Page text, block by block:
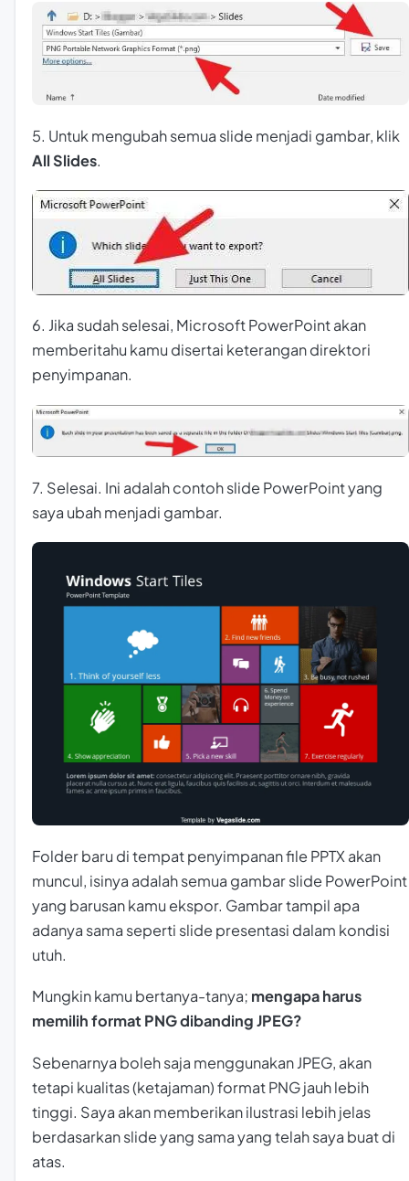
5. Untuk mengubah semua slide menjadi gambar, klik
All Slides.
6. Jika sudah selesai, Microsoft PowerPoint akan
memberitahu kamu disertai keterangan direktori
penyimpanan.
7. Selesai. Ini adalah contoh slide PowerPoint yang
saya ubah menjadi gambar.
Folder baru di tempat penyimpanan file PPTX akan
muncul, isinya adalah semua gambar slide PowerPoint
yang barusan kamu ekspor. Gambar tampil apa
adanya sama seperti slide presentasi dalam kondisi
utuh.
Mungkin kamu bertanya-tanya; mengapa harus
memilih format PNG dibanding JPEG?
Sebenarnya boleh saja menggunakan JPEG, akan
tetapi kualitas (ketajaman) format PNG jauh lebih
tinggi. Saya akan memberikan ilustrasi lebih jelas
berdasarkan slide yang sama yang telah saya buat di
atas.